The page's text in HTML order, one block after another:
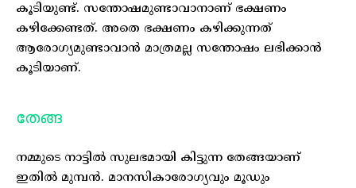
കൂടിയുണ്ട്. സന്തോഷമുണ്ടാവാനാണ് ഭക്ഷണം
കഴിക്കേണ്ടത്. അതെ ഭക്ഷണം കഴിക്കുന്നത്
ആരോഗ്യമുണ്ടാവാൻ മാത്രമല്ല സന്തോഷം ലഭിക്കാൻ
കൂടിയാണ്.
തേങ്ങ
നമ്മുടെ നാട്ടിൽ സുലഭമായി കിട്ടുന്ന തേങ്ങയാണ്
ഇതിൽ മുമ്പൻ. മാനസികാരോഗ്യവും മൂഡും